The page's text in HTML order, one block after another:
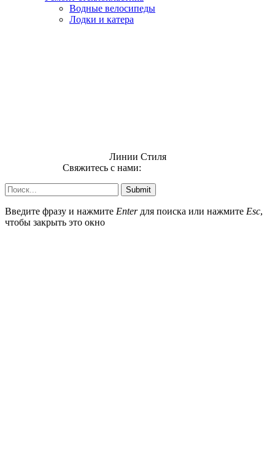
Водные велосипеды
Лодки и катера
Линии Стиля
Свяжитесь с нами:
Submit
Введите фразу и нажмите Enterдля поиска или нажмите Esc,
чтобы закрыть это окно